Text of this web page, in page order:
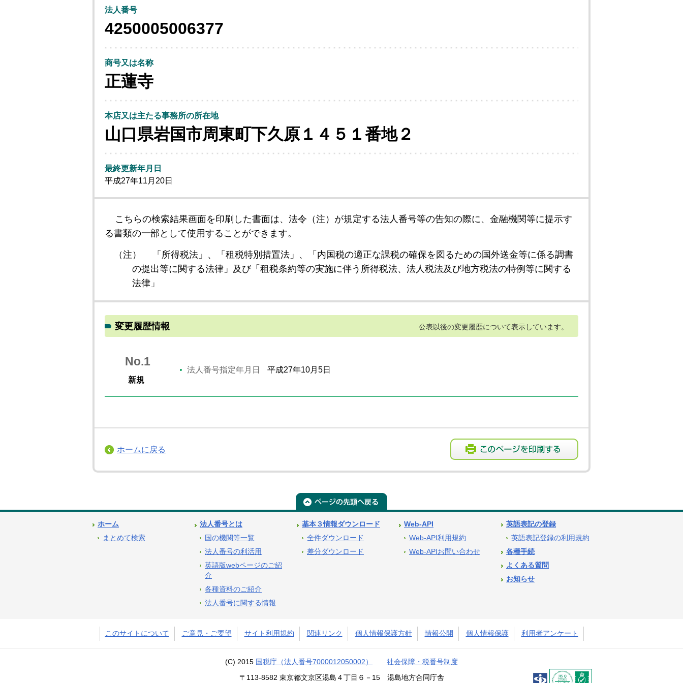
法人番号
4250005006377
商号又は名称
正蓮寺
本店又は主たる事務所の所在地
山口県岩国市周東町下久原１４５１番地２
最終更新年月日
平成27年11月20日
こちらの検索結果画面を印刷した書面は、法令（注）が規定する法人番号等の告知の際に、金融機関等に提示す
る書類の一部として使用することができます。
（注）
「所得税法」、「租税特別措置法」、「内国税の適正な課税の確保を図るための国外送金等に係る調書
の提出等に関する法律」及び「租税条約等の実施に伴う所得税法、法人税法及び地方税法の特例等に関する
法律」
変更履歴情報 公表以後の変更履歴について表示しています。
No.1
新規
法人番号指定年月日 平成27年10月5日
ホームに戻る
ホーム
まとめて検索
法人番号とは
国の機関等一覧
法人番号の利活用
英語版webページのご紹
介
各種資料のご紹介
法人番号に関する情報
基本３情報ダウンロード
全件ダウンロード
差分ダウンロード
Web-API
Web-API利用規約
Web-APIお問い合わせ
英語表記の登録
英語表記登録の利用規約
各種手続
よくある質問
お知らせ
このサイトについて ご意見・ご要望 サイト利用規約 関連リンク 個人情報保護方針 情報公開 個人情報保護 利用者アンケート
(C) 2015 国税庁（法人番号7000012050002） 社会保障・税番号制度
〒113-8582 東京都文京区湯島４丁目６－15 湯島地方合同庁舎